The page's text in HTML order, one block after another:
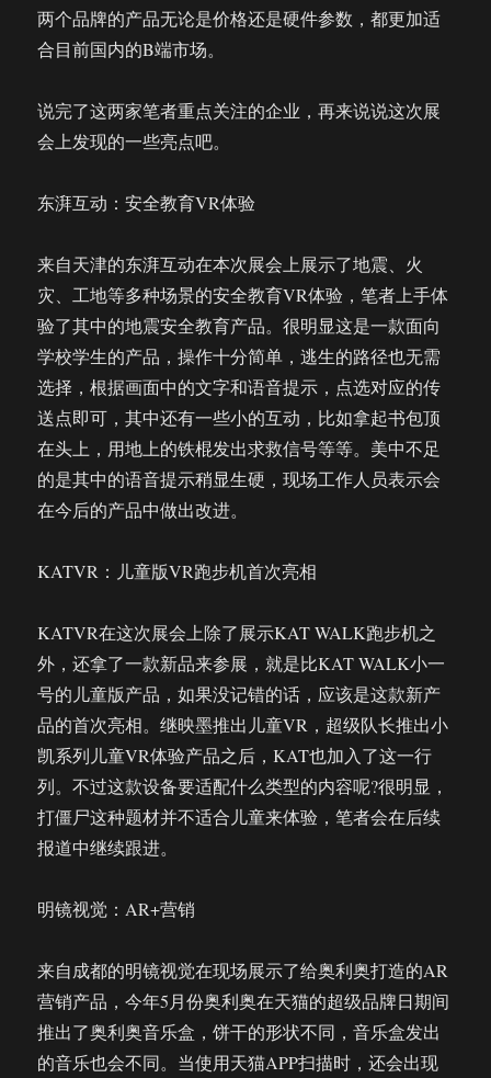
两个品牌的产品无论是价格还是硬件参数，都更加适
合目前国内的B端市场。
说完了这两家笔者重点关注的企业，再来说说这次展
会上发现的一些亮点吧。
东湃互动：安全教育VR体验
来自天津的东湃互动在本次展会上展示了地震、火
灾、工地等多种场景的安全教育VR体验，笔者上手体
验了其中的地震安全教育产品。很明显这是一款面向
学校学生的产品，操作十分简单，逃生的路径也无需
选择，根据画面中的文字和语音提示，点选对应的传
送点即可，其中还有一些小的互动，比如拿起书包顶
在头上，用地上的铁棍发出求救信号等等。美中不足
的是其中的语音提示稍显生硬，现场工作人员表示会
在今后的产品中做出改进。
KATVR：儿童版VR跑步机首次亮相
KATVR在这次展会上除了展示KAT WALK跑步机之
外，还拿了一款新品来参展，就是比KAT WALK小一
号的儿童版产品，如果没记错的话，应该是这款新产
品的首次亮相。继映墨推出儿童VR，超级队长推出小
凯系列儿童VR体验产品之后，KAT也加入了这一行
列。不过这款设备要适配什么类型的内容呢?很明显，
打僵尸这种题材并不适合儿童来体验，笔者会在后续
报道中继续跟进。
明镜视觉：AR+营销
来自成都的明镜视觉在现场展示了给奥利奥打造的AR
营销产品，今年5月份奥利奥在天猫的超级品牌日期间
推出了奥利奥音乐盒，饼干的形状不同，音乐盒发出
的音乐也会不同。当使用天猫APP扫描时，还会出现